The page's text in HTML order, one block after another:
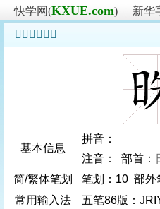
快学网(KXUE.com) |
新华
𣆦字基本信息
基本信息
拼音：
注音： 部首：
简/繁体笔划
笔划：10 部外
常用输入法
五笔86版：